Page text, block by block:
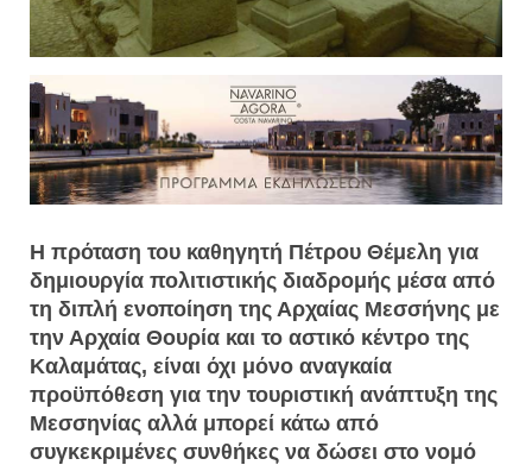
Η πρόταση του καθηγητή Πέτρου Θέμελη για
δημιουργία πολιτιστικής διαδρομής μέσα από
τη διπλή ενοποίηση της Αρχαίας Μεσσήνης με
την Αρχαία Θουρία και το αστικό κέντρο της
Καλαμάτας, είναι όχι μόνο αναγκαία
προϋπόθεση για την τουριστική ανάπτυξη της
Μεσσηνίας αλλά μπορεί κάτω από
συγκεκριμένες συνθήκες να δώσει στο νομό